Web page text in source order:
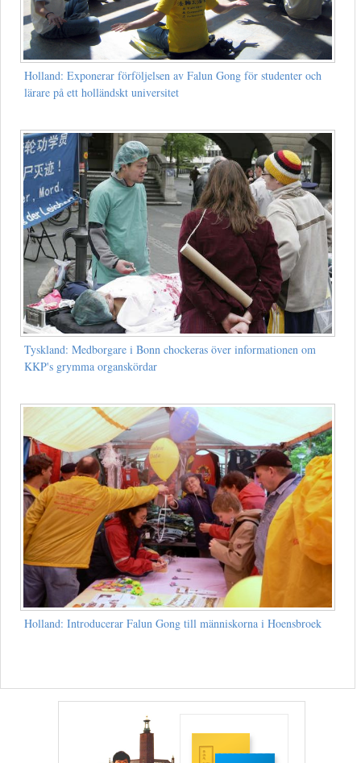
Holland: Exponerar förföljelsen av Falun Gong för studenter och
lärare på ett holländskt universitet
Tyskland: Medborgare i Bonn chockeras över informationen om
KKP's grymma organskördar
Holland: Introducerar Falun Gong till människorna i Hoensbroek